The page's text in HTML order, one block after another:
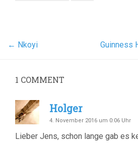
← Nkoyi Guinness
1 COMMENT
Holger
4. November 2016 um 0:06 Uhr
Lieber Jens, schon lange gab es